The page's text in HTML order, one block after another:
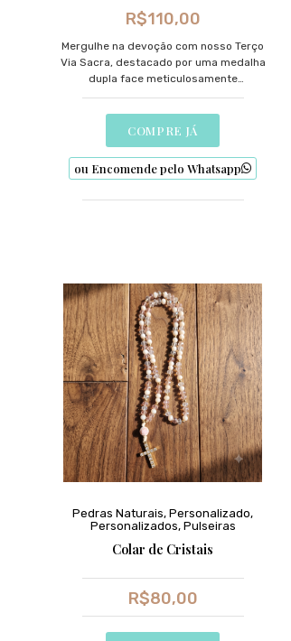
R$110,00
Mergulhe na devoção com nosso Terço
Via Sacra, destacado por uma medalha
dupla face meticulosamente
COMPRE JÁ
ou Encomende pelo Whatsapp
Pedras Naturais, Personalizado,
Personalizados, Pulseiras
Colar de Cristais
R$80,00